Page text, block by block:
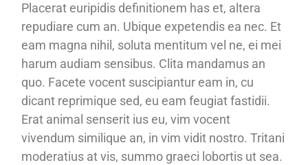
Placerat euripidis definitionem has et, altera
repudiare cum an. Ubique expetendis ea nec. Et
eam magna nihil, soluta mentitum vel ne, ei mei
harum audiam sensibus. Clita mandamus an
quo. Facete vocent suscipiantur eam in, cu
dicant reprimique sed, eu eam feugiat fastidii.
Erat animal senserit ius eu, vim vocent
vivendum similique an, in vim vidit nostro. Tritani
moderatius at vis, summo graeci lobortis ut sea.